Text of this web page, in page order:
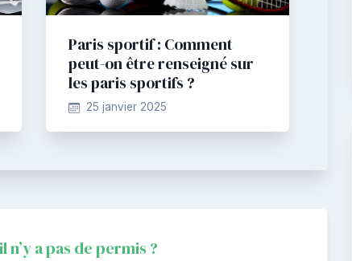
Paris sportif : Comment
peut-on être renseigné sur
les paris sportifs ?
25 janvier 2025
a pas de permis ?